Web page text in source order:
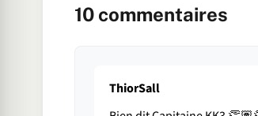
10commentaires
ThiorSall